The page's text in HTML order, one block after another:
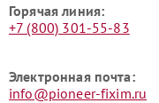
Горячая линия:
+7 (800) 301-55-83
Электронная почта:
info@pioneer-fixim.ru